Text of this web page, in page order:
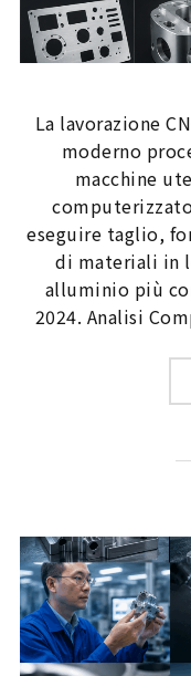
La lavorazione
moderno
macchine
eseguire taglio,
di materiali in
alluminio più
2024. Analisi